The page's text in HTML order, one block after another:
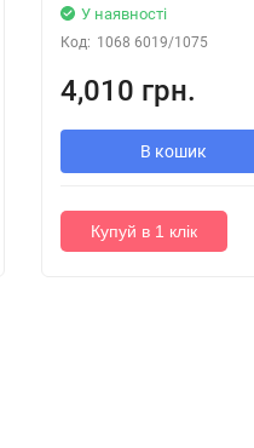
У наявності
Код: 1068 6019/1075
4,010 грн.
В кошик
Купуй в 1 клік